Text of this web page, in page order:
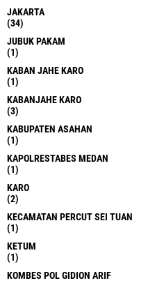
JAKARTA
(34)
JUBUK PAKAM
(1)
KABAN JAHE KARO
(1)
KABANJAHE KARO
(3)
KABUPATEN ASAHAN
(1)
KAPOLRESTABES MEDAN
(1)
KARO
(2)
KECAMATAN PERCUT SEI TUAN
(1)
KETUM
(1)
KOMBES POL GIDION ARIF